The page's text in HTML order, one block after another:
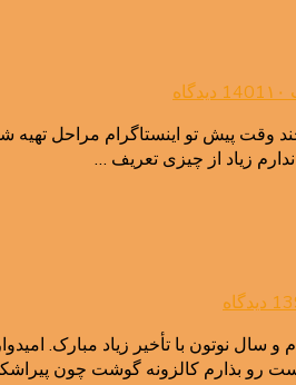
۱۰ دیدگاه
شکم
پر
وقت پیش تو اینستاگرام مراحل
زیاد از چیزی تعریف …
پیراشکی
گوشت
آخرین به روز رسانی: آذر 3ام, 1396 سلام و سال
رو بذارم کالزونه گوشت چون پیراشکی